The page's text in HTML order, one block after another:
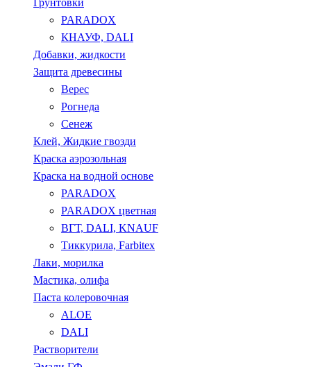
Грунтовки
PARADOX
КНАУФ, DALI
Добавки, жидкости
Защита древесины
Верес
Рогнеда
Сенеж
Клей, Жидкие гвозди
Краска аэрозольная
Краска на водной основе
PARADOX
PARADOX цветная
ВГТ, DALI, KNAUF
Тиккурила, Farbitex
Лаки, морилка
Мастика, олифа
Паста колеровочная
ALOE
DALI
Растворители